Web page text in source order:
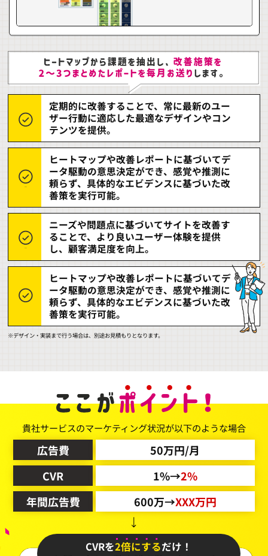
定期的に改善することで、常に最新のユー
ザー行動に適応した最適なデザインやコン
テンツを提供。
ヒートマップや改善レポートに基づいてデ
ータ駆動の意思決定ができ、感覚や推測に
頼らず、具体的なエビデンスに基づいた改
善策を実行可能。
ニーズや問題点に基づいてサイトを改善す
ることで、より良いユーザー体験を提供
し、顧客満足度を向上。
ヒートマップや改善レポートに基づいてデ
ータ駆動の意思決定ができ、感覚や推測に
頼らず、具体的なエビデンスに基づいた改
善策を実行可能。
※デザイン・実装まで行う場合は、別途お見積もりとなります。
貴社サービスのマーケティング状況が以下のような場合
広告費
50万円/月
CVR
1%→2%
年間広告費
600万→XXX万円
CVRを2倍にするだけ！